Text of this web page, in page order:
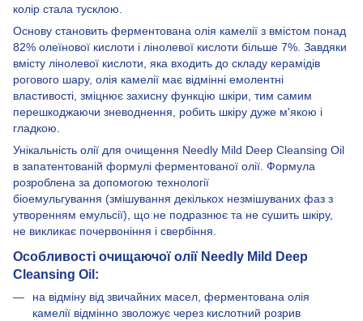
колір стала тусклою.
Основу становить ферментована олія камелії з вмістом понад
82% олеїнової кислоти і лінолевої кислоти більше 7%. Завдяки
вмісту лінолевої кислоти, яка входить до складу керамідів
рогового шару, олія камелії має відмінні емолентні
властивості, зміцнює захисну функцію шкіри, тим самим
перешкоджаючи зневоднення, робить шкіру дуже м'якою і
гладкою.
Унікальність олії для очищення Needly Mild Deep Cleansing Oil
в запатентованій формулі ферментованої олії. Формула
розроблена за допомогою технології
біоемульгування (змішування декількох незмішуваних фаз з
утворенням емульсії), що не подразнює та не сушить шкіру,
не викликає почервоніння і свербіння.
Особливості очищаючої олії Needly Mild Deep
Cleansing Oil:
на відміну від звичайних масел, ферментована олія
камелії відмінно зволожує через кислотний розрив